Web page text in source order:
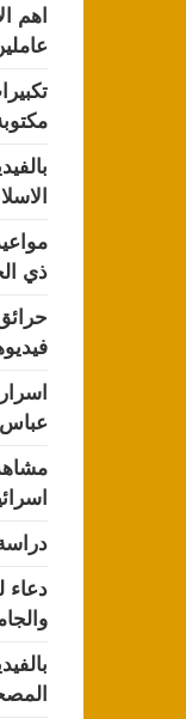
اهم
ذي
دعاء